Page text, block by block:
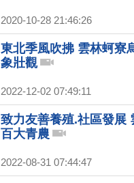
2020-10-28 21:46:26
東北季風吹拂 雲林蚵寮
象壯觀
2022-12-02 07:49:11
致力友善養殖.社區發展
百大青農
2022-08-31 07:44:47